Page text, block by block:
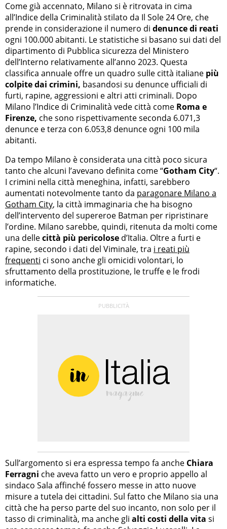
Come già accennato, Milano si è ritrovata in cima
all’Indice della Criminalità stilato da Il Sole 24 Ore, che
prende in considerazione il numero di denunce di reati
ogni 100.000 abitanti. Le statistiche si basano sui dati del
dipartimento di Pubblica sicurezza del Ministero
dell’Interno relativamente all’anno 2023. Questa
classifica annuale offre un quadro sulle città italiane più
colpite dai crimini, basandosi su denunce ufficiali di
furti, rapine, aggressioni e altri atti criminali. Dopo
Milano l’Indice di Criminalità vede città come Roma e
Firenze, che sono rispettivamente seconda 6.071,3
denunce e terza con 6.053,8 denunce ogni 100 mila
abitanti.
Da tempo Milano è considerata una città poco sicura
tanto che alcuni l’avevano definita come “Gotham City“.
I crimini nella città meneghina, infatti, sarebbero
aumentati notevolmente tanto da paragonare Milano a
Gotham City, la città immaginaria che ha bisogno
dell’intervento del supereroe Batman per ripristinare
l’ordine. Milano sarebbe, quindi, ritenuta da molti come
una dellecittà più pericolose d’Italia. Oltre a furti e
rapine, secondo i dati del Viminale, tra i reati più
frequenti ci sono anche gli omicidi volontari, lo
sfruttamento della prostituzione, le truffe e le frodi
informatiche.
Sull’argomento si era espressa tempo fa anche Chiara
Ferragni che aveva fatto un vero e proprio appello al
sindaco Sala affinché fossero messe in atto nuove
misure a tutela dei cittadini. Sul fatto che Milano sia una
città che ha perso parte del suo incanto, non solo per il
tasso di criminalità, ma anche gli alti costi della vita si